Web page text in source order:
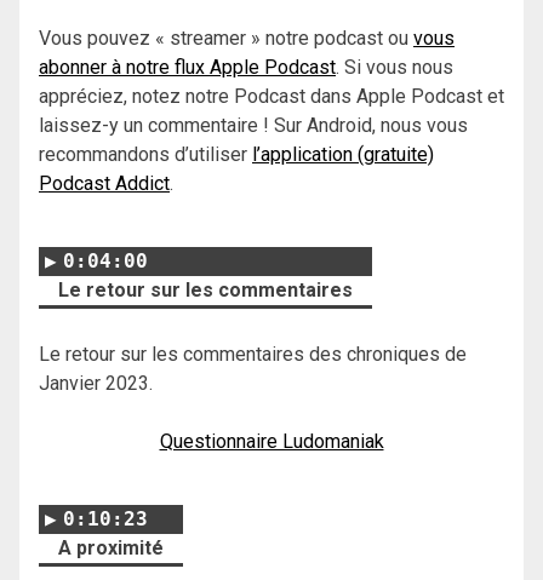
Vous pouvez « streamer » notre podcast ou vous
abonner à notre flux Apple Podcast. Si vous nous
appréciez, notez notre Podcast dans Apple Podcast et
laissez-y un commentaire ! Sur Android, nous vous
recommandons d’utiliser l’application (gratuite)
Podcast Addict.
0:04:00
Le retour sur les commentaires
Le retour sur les commentaires des chroniques de
Janvier 2023.
Questionnaire Ludomaniak
0:10:23
A proximité